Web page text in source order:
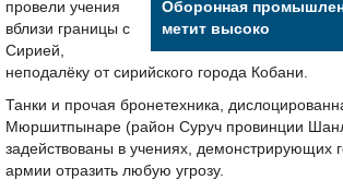
Оборонная
метит высоко
провели учения
вблизи границы с
Сирией,
неподалёку от сирийского города Кобани.
Танки и прочая бронетехника,
Мюршитпынаре (район Суруч провинции
задействованы в учениях, демонстрирующих
армии отразить любую угрозу.